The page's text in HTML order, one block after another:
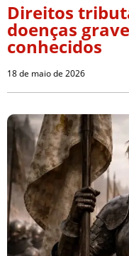
Direitos
doenças
conhecidos
18 de maio de 2026